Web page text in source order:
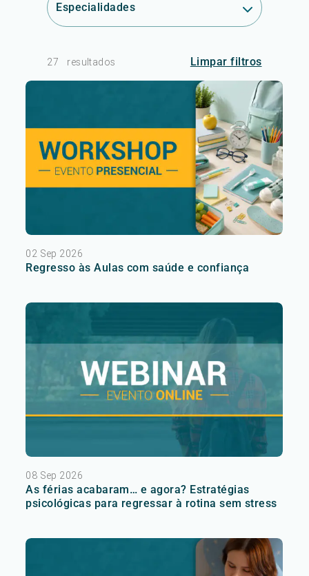
Especialidades
27 resultados Limpar filtros
02 Sep 2026
Regresso às Aulas com saúde e confiança
08 Sep 2026
As férias acabaram… e agora? Estratégias
psicológicas para regressar à rotina sem stress